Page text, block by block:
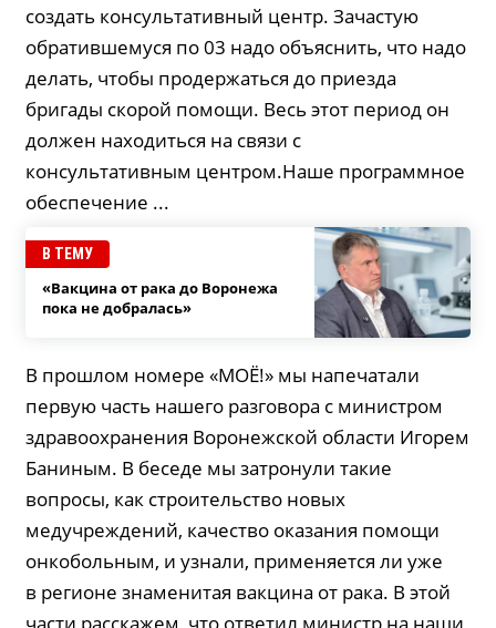
создать консультативный центр. Зачастую
обратившемуся по 03 надо объяснить, что надо
делать, чтобы продержаться до приезда
бригады скорой помощи. Весь этот период он
должен находиться на связи с
консультативным центром.Наше программное
обеспечение ...
«Вакцина от рака до Воронежа
пока не добралась»
В ТЕМУ
В прошлом номере «МОЁ!» мы напечатали
первую часть нашего разговора с министром
здравоохранения Воронежской области Игорем
Баниным. В беседе мы затронули такие
вопросы, как строительство новых
медучреждений, качество оказания помощи
онкобольным, и узнали, применяется ли уже
в регионе знаменитая вакцина от рака. В этой